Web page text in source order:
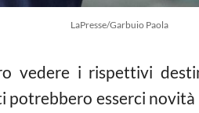
LaPresse/Garbuio Paola
vedere i rispettivi
potrebbero esserci